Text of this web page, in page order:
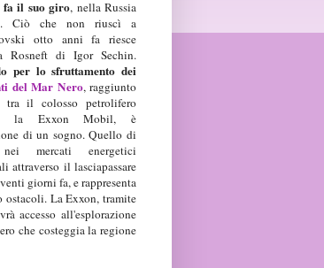
il suo giro, nella Russia
Ciò che non riuscì a
otto anni fa riesce
Rosneft di Igor Sechin.
per lo sfruttamento dei
del Mar Nero, raggiunto
tra il colosso petrolifero
la Exxon Mobil, è
di un sogno. Quello di
mercati energetici
attraverso il lasciapassare
venti giorni fa, e rappresenta
ostacoli. La Exxon, tramite
accesso all'esplorazione
che costeggia la regione